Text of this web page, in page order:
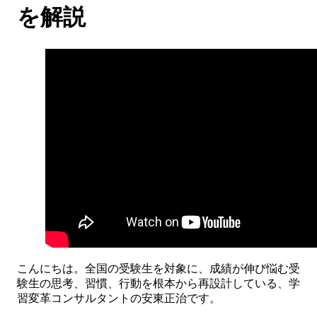
を解説
こんにちは。全国の受験生を対象に、成績が伸び悩む受
験生の思考、習慣、行動を根本から再設計している、学
習変革コンサルタントの安東正治です。